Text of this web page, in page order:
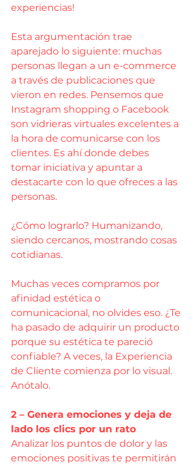
experiencias!
Esta argumentación trae
aparejado lo siguiente: muchas
personas llegan a un e-commerce
a través de publicaciones que
vieron en redes. Pensemos que
Instagram shopping o Facebook
son vidrieras virtuales excelentes a
la hora de comunicarse con los
clientes. Es ahí donde debes
tomar iniciativa y apuntar a
destacarte con lo que ofreces a las
personas.
¿Cómo lograrlo? Humanizando,
siendo cercanos, mostrando cosas
cotidianas.
Muchas veces compramos por
afinidad estética o
comunicacional, no olvides eso. ¿Te
ha pasado de adquirir un producto
porque su estética te pareció
confiable? A veces, la Experiencia
de Cliente comienza por lo visual.
Anótalo.
2 – Genera emociones y deja de
lado los clics por un rato
Analizar los puntos de dolor y las
emociones positivas te permitirán